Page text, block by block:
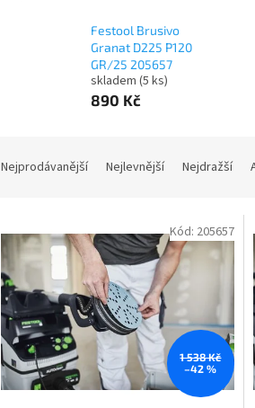
Festool Brusivo
Granat D225 P120
GR/25 205657
skladem (5 ks)
890 Kč
p
Nejprodávanější Nejlevnější Nejdražší
p
p
1 538 Kč
–42 %
Kód: 205657